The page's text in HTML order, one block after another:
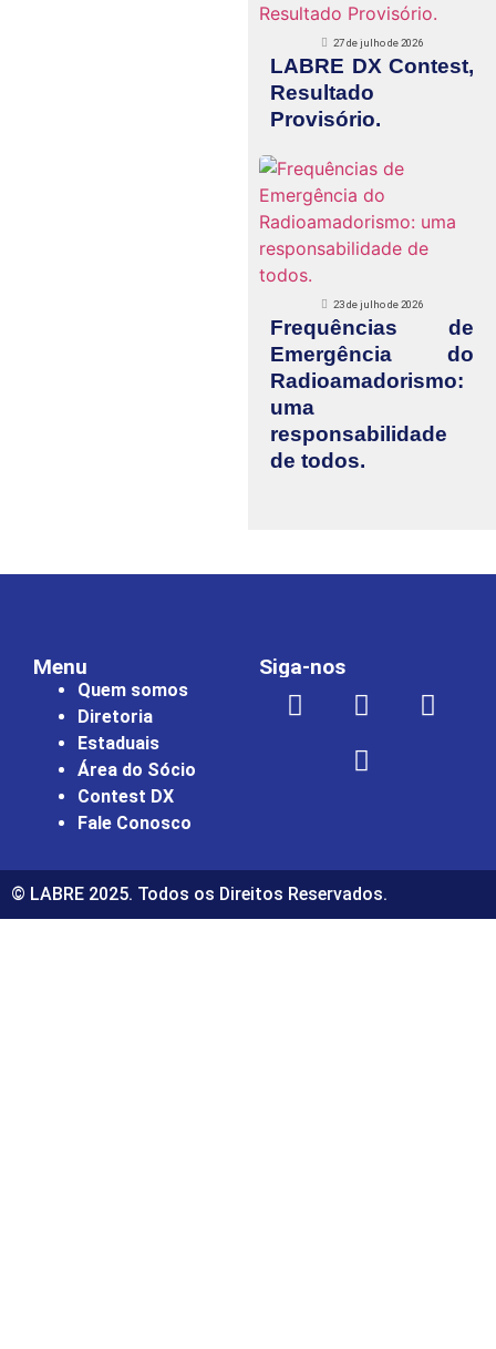
27 de julho de 2026
LABRE DX Contest,
Resultado
Provisório.
23 de julho de 2026
Frequências de
Emergência do
Radioamadorismo:
uma
responsabilidade
de todos.
Menu
Quem somos
Diretoria
Estaduais
Área do Sócio
Contest DX
Fale Conosco
Siga-nos
© LABRE 2025. Todos os Direitos Reservados.